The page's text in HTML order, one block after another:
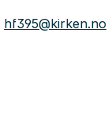
hf395@kirken.no